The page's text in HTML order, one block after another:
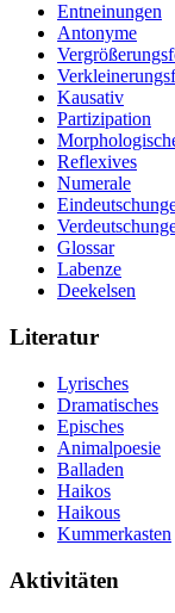
Entneinungen
Antonyme
Kausativ
Partizipation
Reflexives
Numerale
Glossar
Labenze
Deekelsen
Literatur
Lyrisches
Dramatisches
Episches
Animalpoesie
Balladen
Haikos
Haikous
Kummerkasten
Aktivitäten